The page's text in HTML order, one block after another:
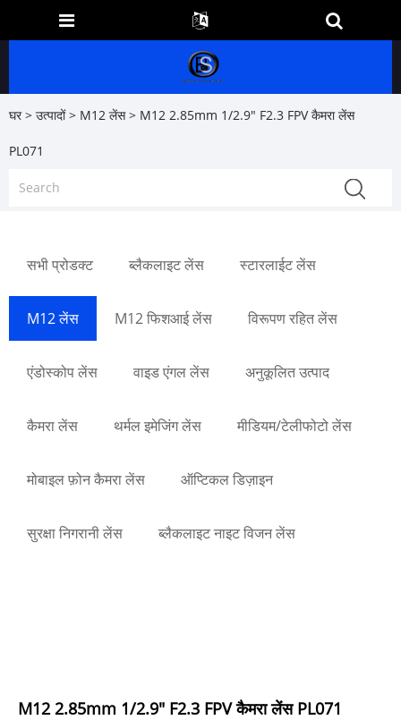
घर > उत्पादों> M12 लेंस> M12 2.85mm 1/2.9" F2.3 FPV कैमरा लेंस
PL071
सभी प्रोडक्ट ब्लैकलाइट लेंस स्टारलाईट लेंस
M12 लेंस M12 फिशआई लेंस विरूपण रहित लेंस
एंडोस्कोप लेंस वाइड एंगल लेंस अनुकूलित उत्पाद
कैमरा लेंस थर्मल इमेजिंग लेंस मीडियम/टेलीफोटो लेंस
मोबाइल फ़ोन कैमरा लेंस ऑप्टिकल डिज़ाइन
सुरक्षा निगरानी लेंस ब्लैकलाइट नाइट विजन लेंस
M12 2.85mm 1/2.9" F2.3 FPV कैमरा लेंस PL071